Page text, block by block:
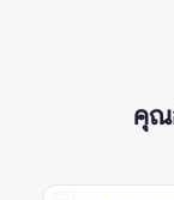
คุณ